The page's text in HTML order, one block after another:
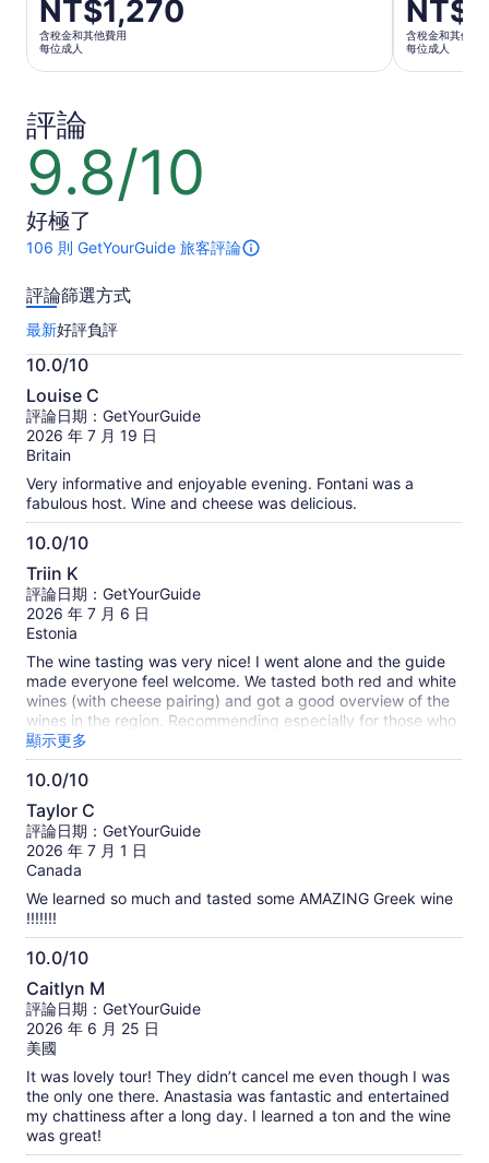
格
為
NT$1,270
位
成
人
NT$1,270
含稅金和其他費用
每位成人
格
為
NT$3,697
含稅金和其他費
每位成人
評論
9.8/10
9.8
分，
滿
分
10
好極了
106 則 GetYourGuide 旅客評論
此
動
共
有
106
則
評
論。
更
關
於
客
真
實
評
論
資
訊
評論篩選方式
最新好評負評
10.0/10
10.0
分，
滿
分
10
分
Louise C
評論日期：GetYourGuide
2026 年 7 月 19 日
Britain
Very informative and enjoyable evening. Fontani was a
fabulous host. Wine and cheese was delicious.
10.0/10
10.0
分，
滿
分
10
分
Triin K
評論日期：GetYourGuide
2026 年 7 月 6 日
Estonia
The wine tasting was very nice! I went alone and the guide
made everyone feel welcome. We tasted both red and white
wines (with cheese pairing) and got a good overview of the
wines in the region. Recommending especially for those who
lack knowledge about Greek wines! The guide can probably
answer any kind of question, but based on the presentation
it is especially good for non-experts. Ended up buying a
to have dinner with in a recommended place by the guide
(which was also great btw)!
顯示更多
10.0/10
10.0
分，
滿
分
10
分
Taylor C
評論日期：GetYourGuide
2026 年 7 月 1 日
Canada
We learned so much and tasted some AMAZING Greek wine
!!!!!!!
10.0/10
10.0
分，
滿
分
10
分
Caitlyn M
評論日期：GetYourGuide
2026 年 6 月 25 日
美國
It was lovely tour! They didn’t cancel me even though I was
the only one there. Anastasia was fantastic and entertained
my chattiness after a long day. I learned a ton and the wine
was great!